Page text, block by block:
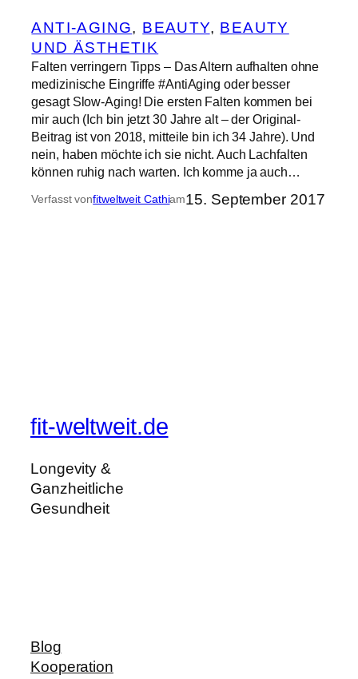
ANTI-AGING, BEAUTY, BEAUTY
UND ÄSTHETIK
Falten verringern Tipps – Das Altern aufhalten ohne
medizinische Eingriffe #AntiAging oder besser
gesagt Slow-Aging! Die ersten Falten kommen bei
mir auch (Ich bin jetzt 30 Jahre alt – der Original-
Beitrag ist von 2018, mitteile bin ich 34 Jahre). Und
nein, haben möchte ich sie nicht. Auch Lachfalten
können ruhig nach warten. Ich komme ja auch…
Verfasst vonfitweltweit Cathiam15. September 2017
fit-weltweit.de
Longevity &
Ganzheitliche
Gesundheit
Blog
Kooperation